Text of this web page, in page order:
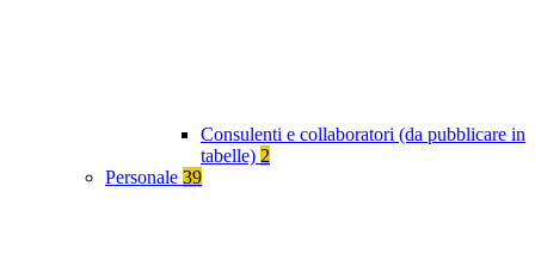
Consulenti e collaboratori (da pubblicare in
tabelle) 2
Personale 39